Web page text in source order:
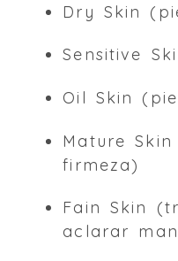
Dry Skin
Sensitive
Oil Skin
Mature
firmeza)
Fain Skin
aclarar